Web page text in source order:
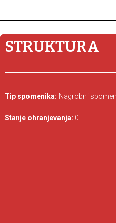
STRUKTURA
Tip spomenika: Nagrobni
Stanje ohranjevanja: 0